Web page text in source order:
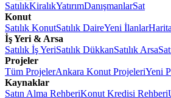
SatılıkKiralıkYatırımDanışmanlarSat
Konut
Satılık KonutSatılık DaireYeni İlanlar
İş Yeri & Arsa
Satılık İş YeriSatılık DükkanSatılık Arsa
Projeler
Tüm ProjelerAnkara Konut ProjeleriYeni
Kaynaklar
Satın Alma RehberiKonut Kredisi Rehberi